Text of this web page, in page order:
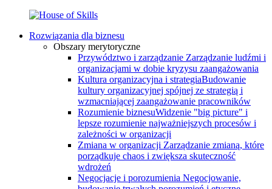
Rozwiązania dla biznesu
Obszary merytoryczne
Przywództwo i zarządzanie Zarządzanie ludźmi i
organizacjami w dobie kryzysu zaangażowania
Kultura organizacyjna i strategiaBudowanie
kultury organizacyjnej spójnej ze strategią i
wzmacniającej zaangażowanie pracowników
Rozumienie biznesuWidzenie "big picture" i
lepsze rozumienie najważniejszych procesów i
zależności w organizacji
Zmiana w organizacji Zarządzanie zmianą, które
porządkuje chaos i zwiększa skuteczność
wdrożeń
Negocjacje i porozumienia Negocjowanie,